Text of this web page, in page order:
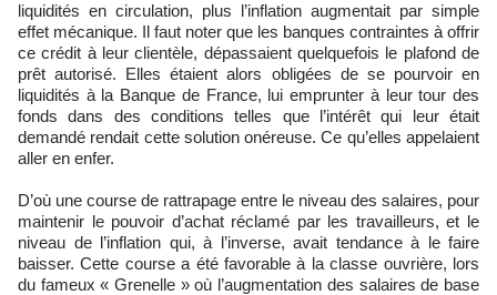
liquidités en circulation, plus l’inflation augmentait par simple
effet mécanique. Il faut noter que les banques contraintes à offrir
ce crédit à leur clientèle, dépassaient quelquefois le plafond de
prêt autorisé. Elles étaient alors obligées de se pourvoir en
liquidités à la Banque de France, lui emprunter à leur tour des
fonds dans des conditions telles que l’intérêt qui leur était
demandé rendait cette solution onéreuse. Ce qu’elles appelaient
aller en enfer.
D’où une course de rattrapage entre le niveau des salaires, pour
maintenir le pouvoir d’achat réclamé par les travailleurs, et le
niveau de l’inflation qui, à l’inverse, avait tendance à le faire
baisser. Cette course a été favorable à la classe ouvrière, lors
du fameux « Grenelle » où l’augmentation des salaires de base